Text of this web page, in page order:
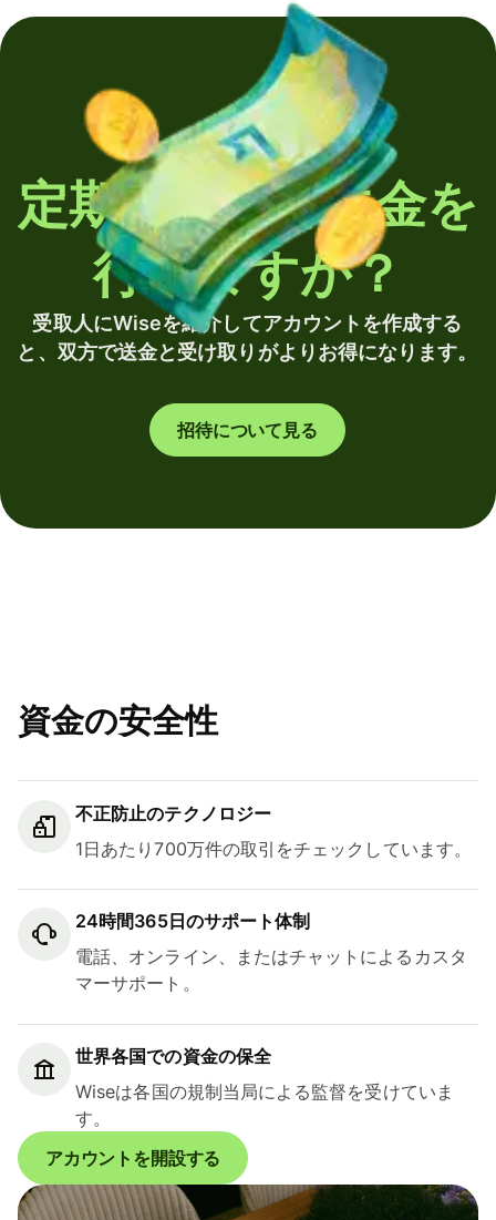
定期的に海外送金を
行いますか？
受取人にWiseを紹介してアカウントを作成する
と、双方で送金と受け取りがよりお得になります。
招待について見る
資金の安全性
不正防止のテクノロジー
1日あたり700万件の取引をチェックしています。
24時間365日のサポート体制
電話、オンライン、またはチャットによるカスタ
マーサポート。
世界各国での資金の保全
Wiseは各国の規制当局による監督を受けていま
す。
アカウントを開設する